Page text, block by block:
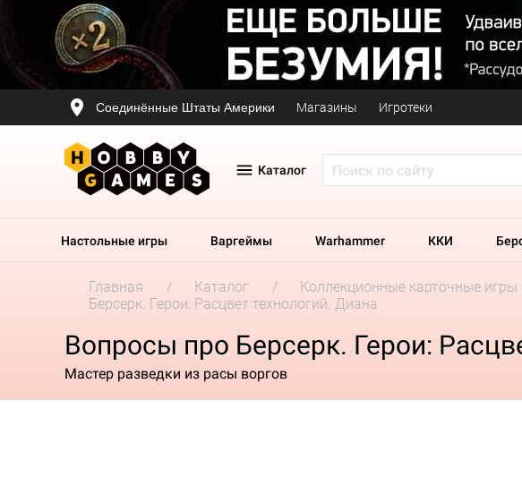
Соединённые Штаты Америки Магазины Игротеки
Каталог
Настольные игры Варгеймы Warhammer ККИ
Главная Каталог Коллекционные карточные игры
Берсерк. Герои: Расцвет технологий. Диана
Вопросы про Берсерк. Герои:
Мастер разведки из расы воргов